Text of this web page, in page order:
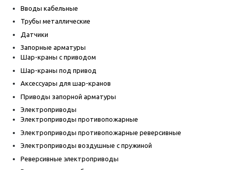
Вводы кабельные
Трубы металлические
Датчики
Запорные арматуры
Шар-краны с приводом
Шар-краны под привод
Аксессуары для шар-кранов
Приводы запорной арматуры
Электроприводы
Электроприводы противопожарные
Электроприводы противопожарные реверсивные
Электроприводы воздушные с пружиной
Реверсивные электроприводы